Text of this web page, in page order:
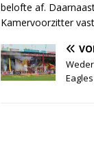
belofte af.
Kamervoorzitter
Eagles